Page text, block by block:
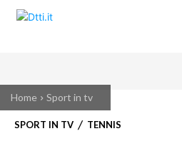
Home Sport in tv
SPORT IN TV TENNIS